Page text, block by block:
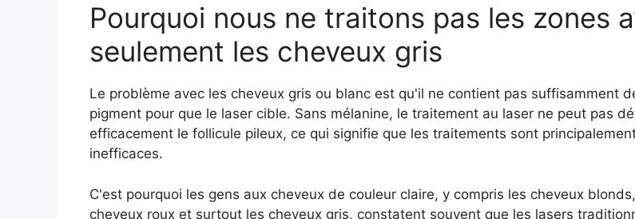
Pourquoi nous ne traitons pas les zones
seulement les cheveux gris
Le problème avec les cheveux gris ou blanc est qu'il ne contient pas suffisamment
pigment pour que le laser cible. Sans mélanine, le traitement au laser ne peut pas
efficacement le follicule pileux, ce qui signifie que les traitements sont
inefficaces.
C'est pourquoi les gens aux cheveux de couleur claire, y compris les cheveux
cheveux roux et surtout les cheveux gris, constatent souvent que les lasers